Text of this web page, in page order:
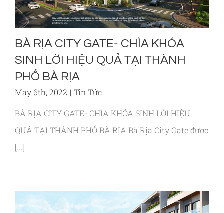
BÀ RỊA CITY GATE- CHÌA KHÓA
SINH LỜI HIỆU QUẢ TẠI THÀNH
PHỐ BÀ RỊA
May 6th, 2022 | Tin Tức
BÀ RỊA CITY GATE- CHÌA KHÓA SINH LỜI HIỆU
QUẢ TẠI THÀNH PHỐ BÀ RỊA Bà Rịa City Gate được
[...]